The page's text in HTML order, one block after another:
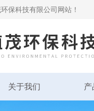
保科技有限公司网站！
关于我们 产